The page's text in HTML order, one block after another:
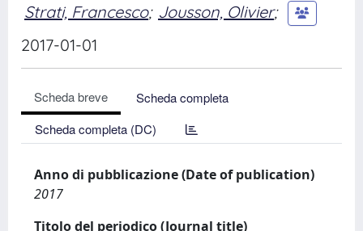
Strati, Francesco; Jousson, Olivier;
2017-01-01
Scheda breve
Scheda completa
Scheda completa (DC)
Anno di pubblicazione (Date of publication)
2017
Titolo del periodico (Journal title)